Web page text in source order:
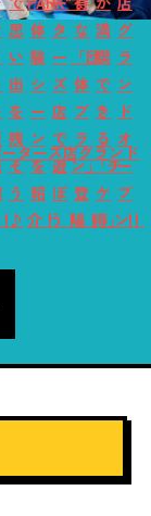
思
い
出
を
残
そ
う
♪
体
験
シ
ー
ン
を
紹
介！
タ
ー
ズ
店
で
遊
ぼ
う！
な
「団
体
プ
ラ
ン」
登
場！
満
喫
で
き
る
「チ
ケ
得」！
グ
ラ
ン
ド
オ
ー
プ
ン！
ターズ店グランド